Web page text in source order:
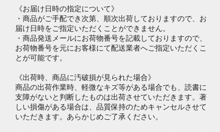
《お届け日時の指定について》
・商品がご手配でき次第、順次出荷しておりますので、お
届け日時をご指定いただくことができません。
・商品発送メールにお荷物番号を記載しておりますので、
お荷物番号を元にお客様にて配送業者へご指定いただくこ
とが可能です。
《出荷時、商品に汚破損が見られた場合》
商品の出荷作業時、軽微なキズ等がある場合でも、読書に
支障がないと判断したものは出荷させていただきます。著
しい損傷がある場合は、品質保持のためキャンセルさせて
いただきます。あらかじめご了承ください。